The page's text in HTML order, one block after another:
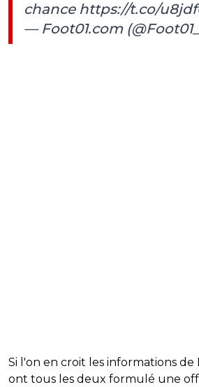
chance https://t.co/
— Foot01.com
Si l'on en croit les informations
ont tous les deux formulé une